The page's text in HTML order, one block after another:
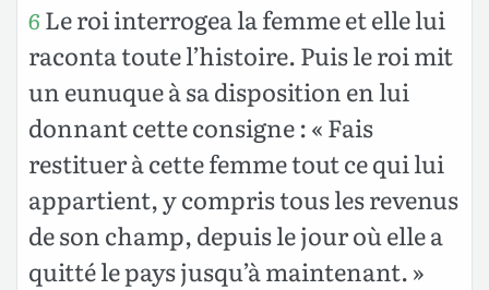
6 Le roi interrogea la femme et elle lui
raconta toute l’histoire. Puis le roi mit
un eunuque à sa disposition en lui
donnant cette consigne : « Fais
restituer à cette femme tout ce qui lui
appartient, y compris tous les revenus
de son champ, depuis le jour où elle a
quitté le pays jusqu’à maintenant. »